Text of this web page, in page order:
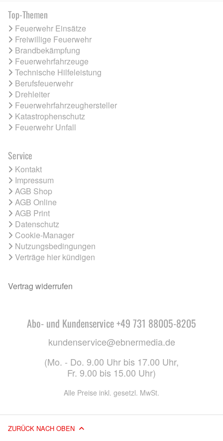
Top-Themen
Feuerwehr Einsätze
Freiwillige Feuerwehr
Brandbekämpfung
Feuerwehrfahrzeuge
Technische Hilfeleistung
Berufsfeuerwehr
Drehleiter
Feuerwehrfahrzeughersteller
Katastrophenschutz
Feuerwehr Unfall
Service
Kontakt
Impressum
AGB Shop
AGB Online
AGB Print
Datenschutz
Cookie-Manager
Nutzungsbedingungen
Verträge hier kündigen
Vertrag widerrufen
Abo- und Kundenservice +49 731 88005-8205
kundenservice@ebnermedia.de
(Mo. - Do. 9.00 Uhr bis 17.00 Uhr,
Fr. 9.00 bis 15.00 Uhr)
Alle Preise inkl. gesetzl. MwSt.
ZURÜCK NACH OBEN